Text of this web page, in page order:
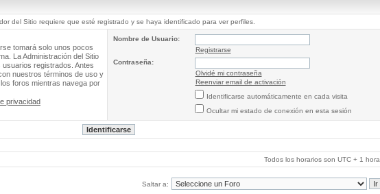
del Sitio requiere que esté registrado y se haya identificado para ver perfiles.
tomará solo unos pocos
La Administración del Sitio
registrados. Antes
nuestros términos de uso y
foros mientras navega por
privacidad
Nombre de Usuario:
Registrarse
Contraseña:
Olvidé mi contraseña
Reenviar email de activación
Identificarse automáticamente en cada visita
Ocultar mi estado de conexión en esta sesión
Todos los horarios son UTC + 1 hora
Saltar a: